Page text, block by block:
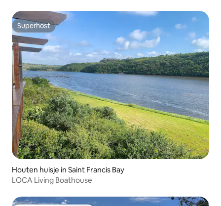
Superhost
Superhost
Houten huisje in Saint Francis Bay
LOCA Living Boathouse